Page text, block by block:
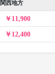
関西地方
11,900
12,400